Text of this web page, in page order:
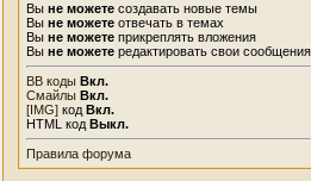
Вы не можете создавать новые темы
Вы не можете отвечать в темах
Вы не можете прикреплять вложения
Вы не можете редактировать свои сообщения
BB коды Вкл.
Смайлы Вкл.
[IMG] код Вкл.
HTML код Выкл.
Правила форума